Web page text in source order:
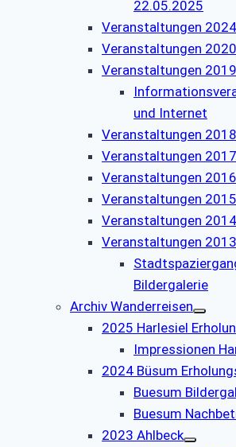
22.05.2025
Veranstaltungen 2024
Veranstaltungen 2020
Veranstaltungen 2019
und Internet
Veranstaltungen 2018
Veranstaltungen 2017
Veranstaltungen 2016
Veranstaltungen 2015
Veranstaltungen 2014
Veranstaltungen 2013
Bildergalerie
Archiv Wanderreisen
2025 Harlesiel
Impressionen
2024 Büsum
Buesum
Buesum
2023 Ahlbeck